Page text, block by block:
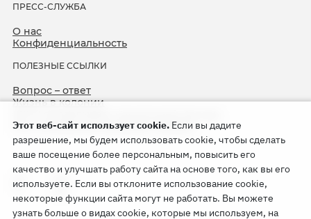
ПРЕСС-СЛУЖБА
О нас
Конфиденциальность
ПОЛЕЗНЫЕ ССЫЛКИ
Вопрос – ответ
Жизнь в колонии
75-я годовщина операции «Север»
Этот веб-сайт использует cookie. Если вы дадите
разрешение, мы будем использовать cookie, чтобы сделать
ваше посещение более персональным, повысить его
качество и улучшать работу сайта на основе того, как вы его
используете. Если вы отклоните использование cookie,
некоторые функции сайта могут не работать. Вы можете
узнать больше о видах cookie, которые мы используем, на